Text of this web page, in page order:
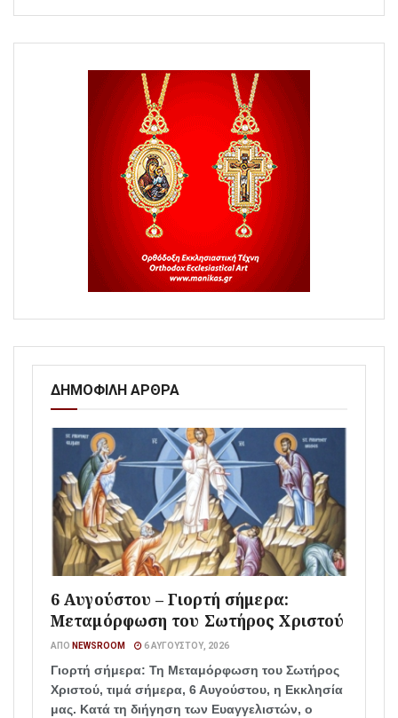
ΔΗΜΟΦΙΛΗ ΑΡΘΡΑ
6 Αυγούστου – Γιορτή σήμερα:
Μεταμόρφωση του Σωτήρος Χριστού
ΑΠΌ NEWSROOM 6 ΑΥΓΟΎΣΤΟΥ, 2026
Γιορτή σήμερα: Τη Μεταμόρφωση του Σωτήρος
Χριστού, τιμά σήμερα, 6 Αυγούστου, η Εκκλησία
μας. Κατά τη διήγηση των Ευαγγελιστών, ο